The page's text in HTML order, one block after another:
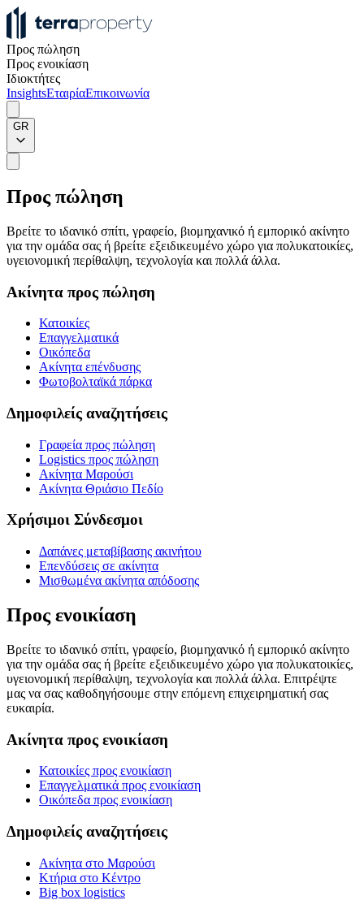
Προς πώληση
Προς ενοικίαση
Ιδιοκτήτες
InsightsΕταιρίαΕπικοινωνία
GR
Προς πώληση
Βρείτε το ιδανικό σπίτι, γραφείο, βιομηχανικό ή εμπορικό ακίνητο
για την ομάδα σας ή βρείτε εξειδικευμένο χώρο για πολυκατοικίες,
υγειονομική περίθαλψη, τεχνολογία και πολλά άλλα.
Ακίνητα προς πώληση
Κατοικίες
Επαγγελματικά
Οικόπεδα
Ακίνητα επένδυσης
Φωτοβολταϊκά πάρκα
Δημοφιλείς αναζητήσεις
Γραφεία προς πώληση
Logistics προς πώληση
Ακίνητα Μαρούσι
Ακίνητα Θριάσιο Πεδίο
Χρήσιμοι Σύνδεσμοι
Δαπάνες μεταβίβασης ακινήτου
Επενδύσεις σε ακίνητα
Μισθωμένα ακίνητα απόδοσης
Προς ενοικίαση
Βρείτε το ιδανικό σπίτι, γραφείο, βιομηχανικό ή εμπορικό ακίνητο
για την ομάδα σας ή βρείτε εξειδικευμένο χώρο για πολυκατοικίες,
υγειονομική περίθαλψη, τεχνολογία και πολλά άλλα. Επιτρέψτε
μας να σας καθοδηγήσουμε στην επόμενη επιχειρηματική σας
ευκαιρία.
Ακίνητα προς ενοικίαση
Κατοικίες προς ενοικίαση
Επαγγελματικά προς ενοικίαση
Οικόπεδα προς ενοικίαση
Δημοφιλείς αναζητήσεις
Ακίνητα στο Μαρούσι
Κτήρια στο Κέντρο
Big box logistics